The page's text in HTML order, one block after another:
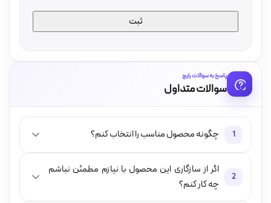
پاسخ به سوالات رایج
سوالات متداول
1 چگونه محصول مناسب را انتخاب کنم؟
2
اگر از سازگاری این محصول با نیازم مطمئن نباشم
چه کار کنم؟